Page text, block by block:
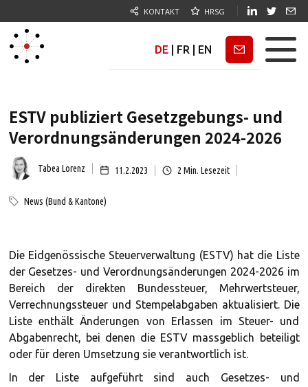
KONTAKT HRSG
DE FR EN Newsletter
ESTV publiziert Gesetzgebungs- und
Verordnungsänderungen 2024-2026
Tabea Lorenz 11.2.2023 2 Min. Lesezeit
News (Bund & Kantone)
Die Eidgenössische Steuerverwaltung (ESTV) hat die Liste
der Gesetzes- und Verordnungsänderungen 2024-2026 im
Bereich der direkten Bundessteuer, Mehrwertsteuer,
Verrechnungssteuer und Stempelabgaben aktualisiert. Die
Liste enthält Änderungen von Erlassen im Steuer- und
Abgabenrecht, bei denen die ESTV massgeblich beteiligt
oder für deren Umsetzung sie verantwortlich ist.
In der Liste aufgeführt sind auch Gesetzes- und